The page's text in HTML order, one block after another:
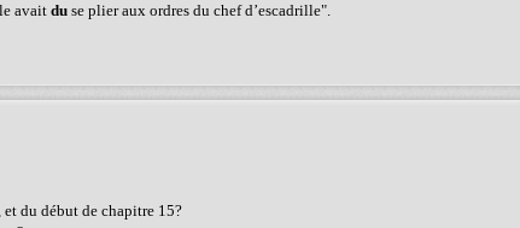
avait du se plier aux ordres du chef d’escadrille".
du début de chapitre 15?